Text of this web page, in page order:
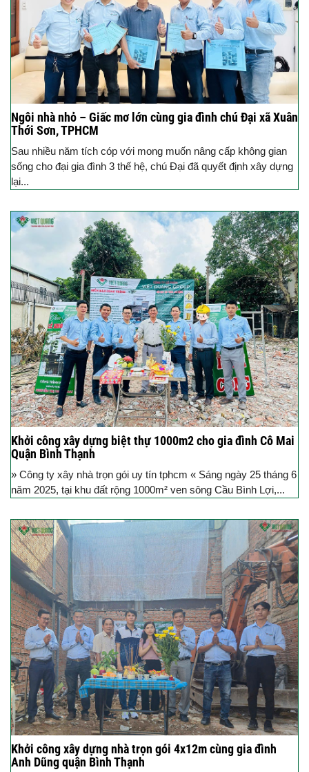
Ngôi nhà nhỏ – Giấc mơ lớn cùng gia đình chú Đại xã Xuân
Thới Sơn, TPHCM
Sau nhiều năm tích cóp với mong muốn nâng cấp không gian
sống cho đại gia đình 3 thế hệ, chú Đại đã quyết định xây dựng
lại...
Khởi công xây dựng biệt thự 1000m2 cho gia đình Cô Mai
Quận Bình Thạnh
» Công ty xây nhà trọn gói uy tín tphcm « Sáng ngày 25 tháng 6
năm 2025, tại khu đất rộng 1000m² ven sông Cầu Bình Lợi,...
Khởi công xây dựng nhà trọn gói 4x12m cùng gia đình
Anh Dũng quận Bình Thạnh